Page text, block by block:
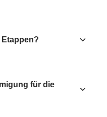
für die